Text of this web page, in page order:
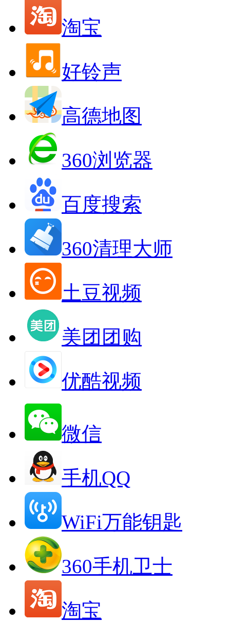
淘宝
好铃声
高德地图
360浏览器
百度搜索
360清理大师
土豆视频
美团团购
优酷视频
微信
手机QQ
WiFi万能钥匙
360手机卫士
淘宝